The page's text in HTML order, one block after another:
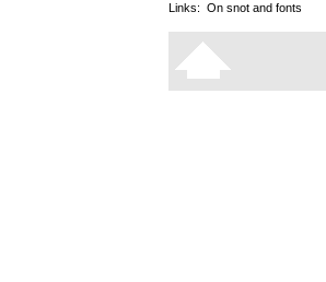
Links: On snot and fonts